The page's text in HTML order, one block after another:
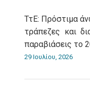
ΤτΕ: Πρόστιμα
τράπεζες και
παραβιάσεις το
29 Ιουλίου, 2026